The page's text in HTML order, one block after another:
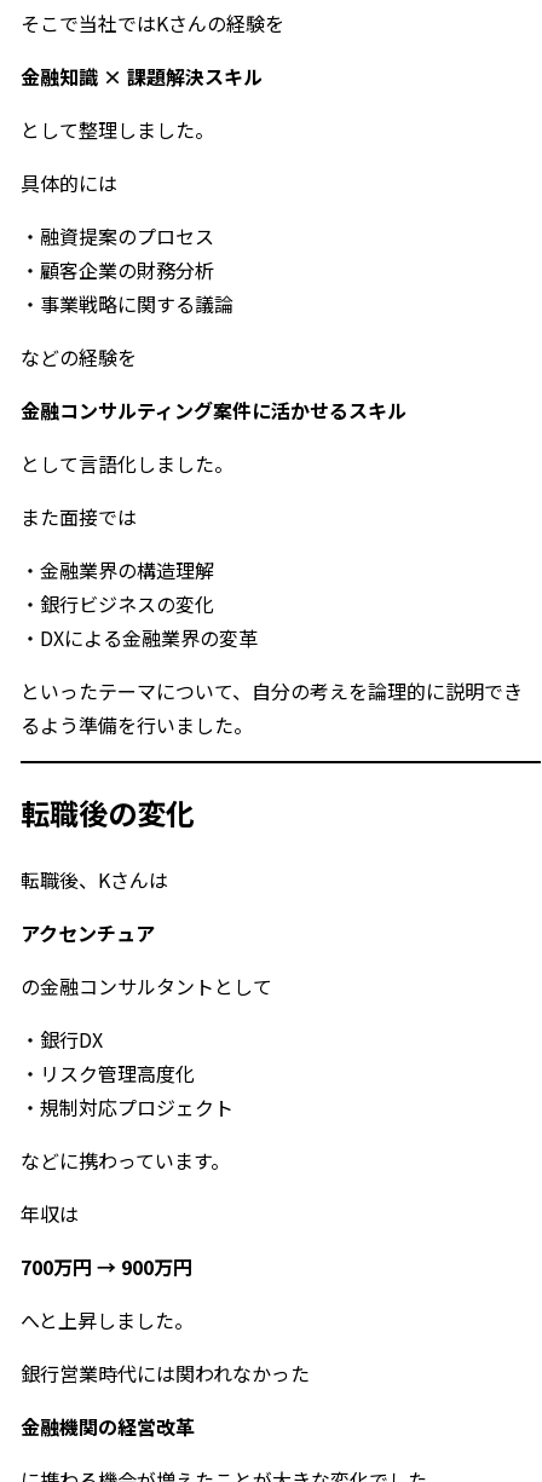
そこで当社ではKさんの経験を
金融知識 × 課題解決スキル
として整理しました。
具体的には
・融資提案のプロセス
・顧客企業の財務分析
・事業戦略に関する議論
などの経験を
金融コンサルティング案件に活かせるスキル
として言語化しました。
また面接では
・金融業界の構造理解
・銀行ビジネスの変化
・DXによる金融業界の変革
といったテーマについて、自分の考えを論理的に説明でき
るよう準備を行いました。
転職後の変化
転職後、Kさんは
アクセンチュア
の金融コンサルタントとして
・銀行DX
・リスク管理高度化
・規制対応プロジェクト
などに携わっています。
年収は
700万円 → 900万円
へと上昇しました。
銀行営業時代には関われなかった
金融機関の経営改革